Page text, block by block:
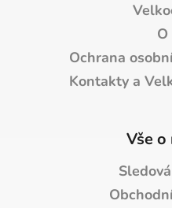
O
Ochrana
Kontakty a
Vše o